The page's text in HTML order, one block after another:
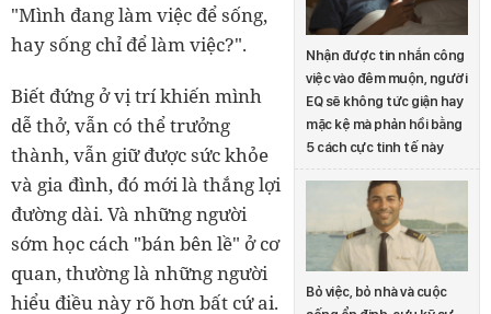
Nhận được tin nhắn công
việc vào đêm muộn, người
EQ sẽ không tức giận hay
mặc kệ mà phản hồi bằng
5 cách cực tinh tế này
Bỏ việc, bỏ nhà và cuộc
"Mình đang làm việc để sống,
hay sống chỉ để làm việc?".
Biết đứng ở vị trí khiến mình
dễ thở, vẫn có thể trưởng
thành, vẫn giữ được sức khỏe
và gia đình, đó mới là thắng lợi
đường dài. Và những người
sớm học cách "bán bên lề" ở cơ
quan, thường là những người
hiểu điều này rõ hơn bất cứ ai.